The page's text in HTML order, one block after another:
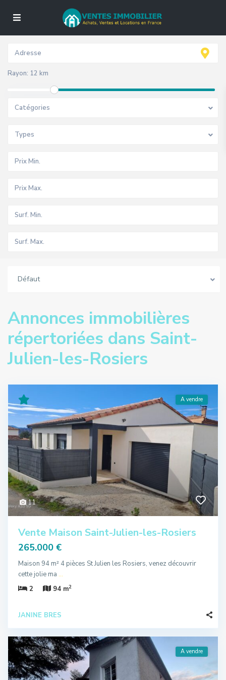
Rayon: 12 km
Catégories
Types
Défaut
Annonces immobilières
répertoriées dans Saint-
Julien-les-Rosiers
11
A vendre
Vente Maison Saint-Julien-les-Rosiers
265.000 €
Maison 94 m² 4 pièces St Julien les Rosiers, venez découvrir
cette jolie ma ...
2
94 m2
JANINE BRES
A vendre